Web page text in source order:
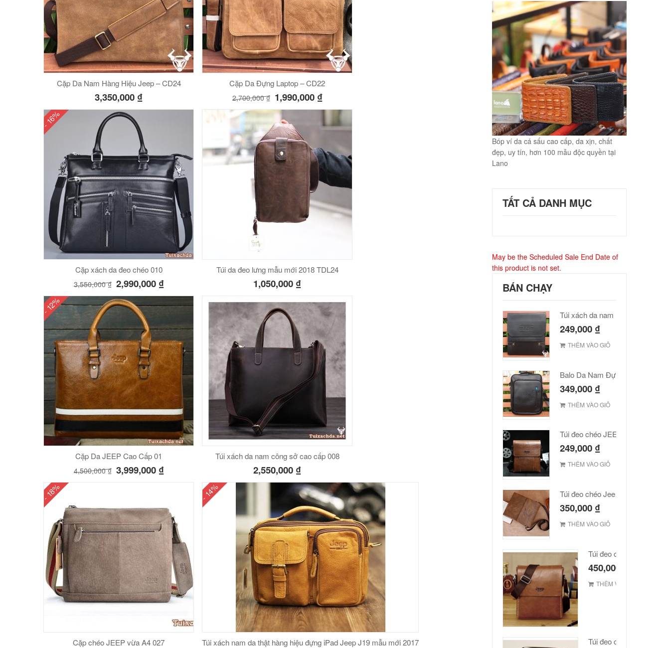
Cặp Da Nam Hàng Hiệu Jeep – CD24
3,350,000 ₫
Cặp Da Đựng Laptop – CD22
2,700,000₫ 1,990,000 ₫
- 16%
Cặp xách da đeo chéo 010
3,550,000₫ 2,990,000 ₫
Túi da đeo lưng mẫu mới 2018 TDL24
1,050,000 ₫
- 12%
Cặp Da JEEP Cao Cấp 01
4,500,000₫ 3,999,000 ₫
Túi xách da nam công sở cao cấp 008
2,550,000 ₫
- 18%
Cặp chéo JEEP vừa A4 027
- 14%
Túi xách nam da thật hàng hiệu đựng iPad Jeep J19 mẫu mới 2017
Bóp ví da cá sấu cao cấp, da xịn, chất
đẹp, uy tín, hơn 100 mẫu độc quyền tại
Lano
TẤT CẢ DANH MỤC
May be the Scheduled Sale End Date of
this product is not set.
BÁN CHẠY
249,000 ₫
THÊM VÀO GIỎ
Balo Da Nam Đựng Laptop Đẹp Giá Rẻ
349,000 ₫
THÊM VÀO GIỎ
249,000 ₫
THÊM VÀO GIỎ
Túi đeo chéo Jeep giá rẻ JR03
350,000 ₫
THÊM VÀO GIỎ
Túi đeo chéo JEEP giá
450,000
THÊM VÀO GIỎ
Túi đeo chéo Jeep giá rẻ